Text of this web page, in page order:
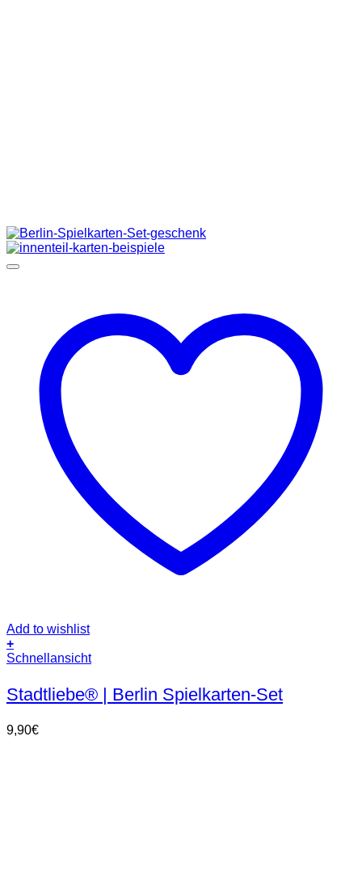
Add to wishlist
+
Schnellansicht
Stadtliebe® | Berlin Spielkarten-Set
9,90€